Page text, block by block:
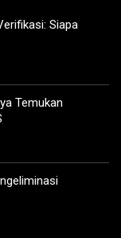
Siapa
Temukan